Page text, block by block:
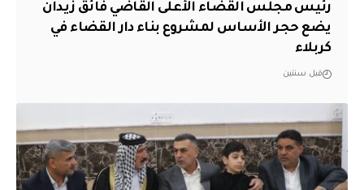
رئيس مجلس القضاء الأعلى القاضي فائق زيدان
يضع حجر الأساس لمشروع بناء دار القضاء في
كربلاء
قبل سنتين